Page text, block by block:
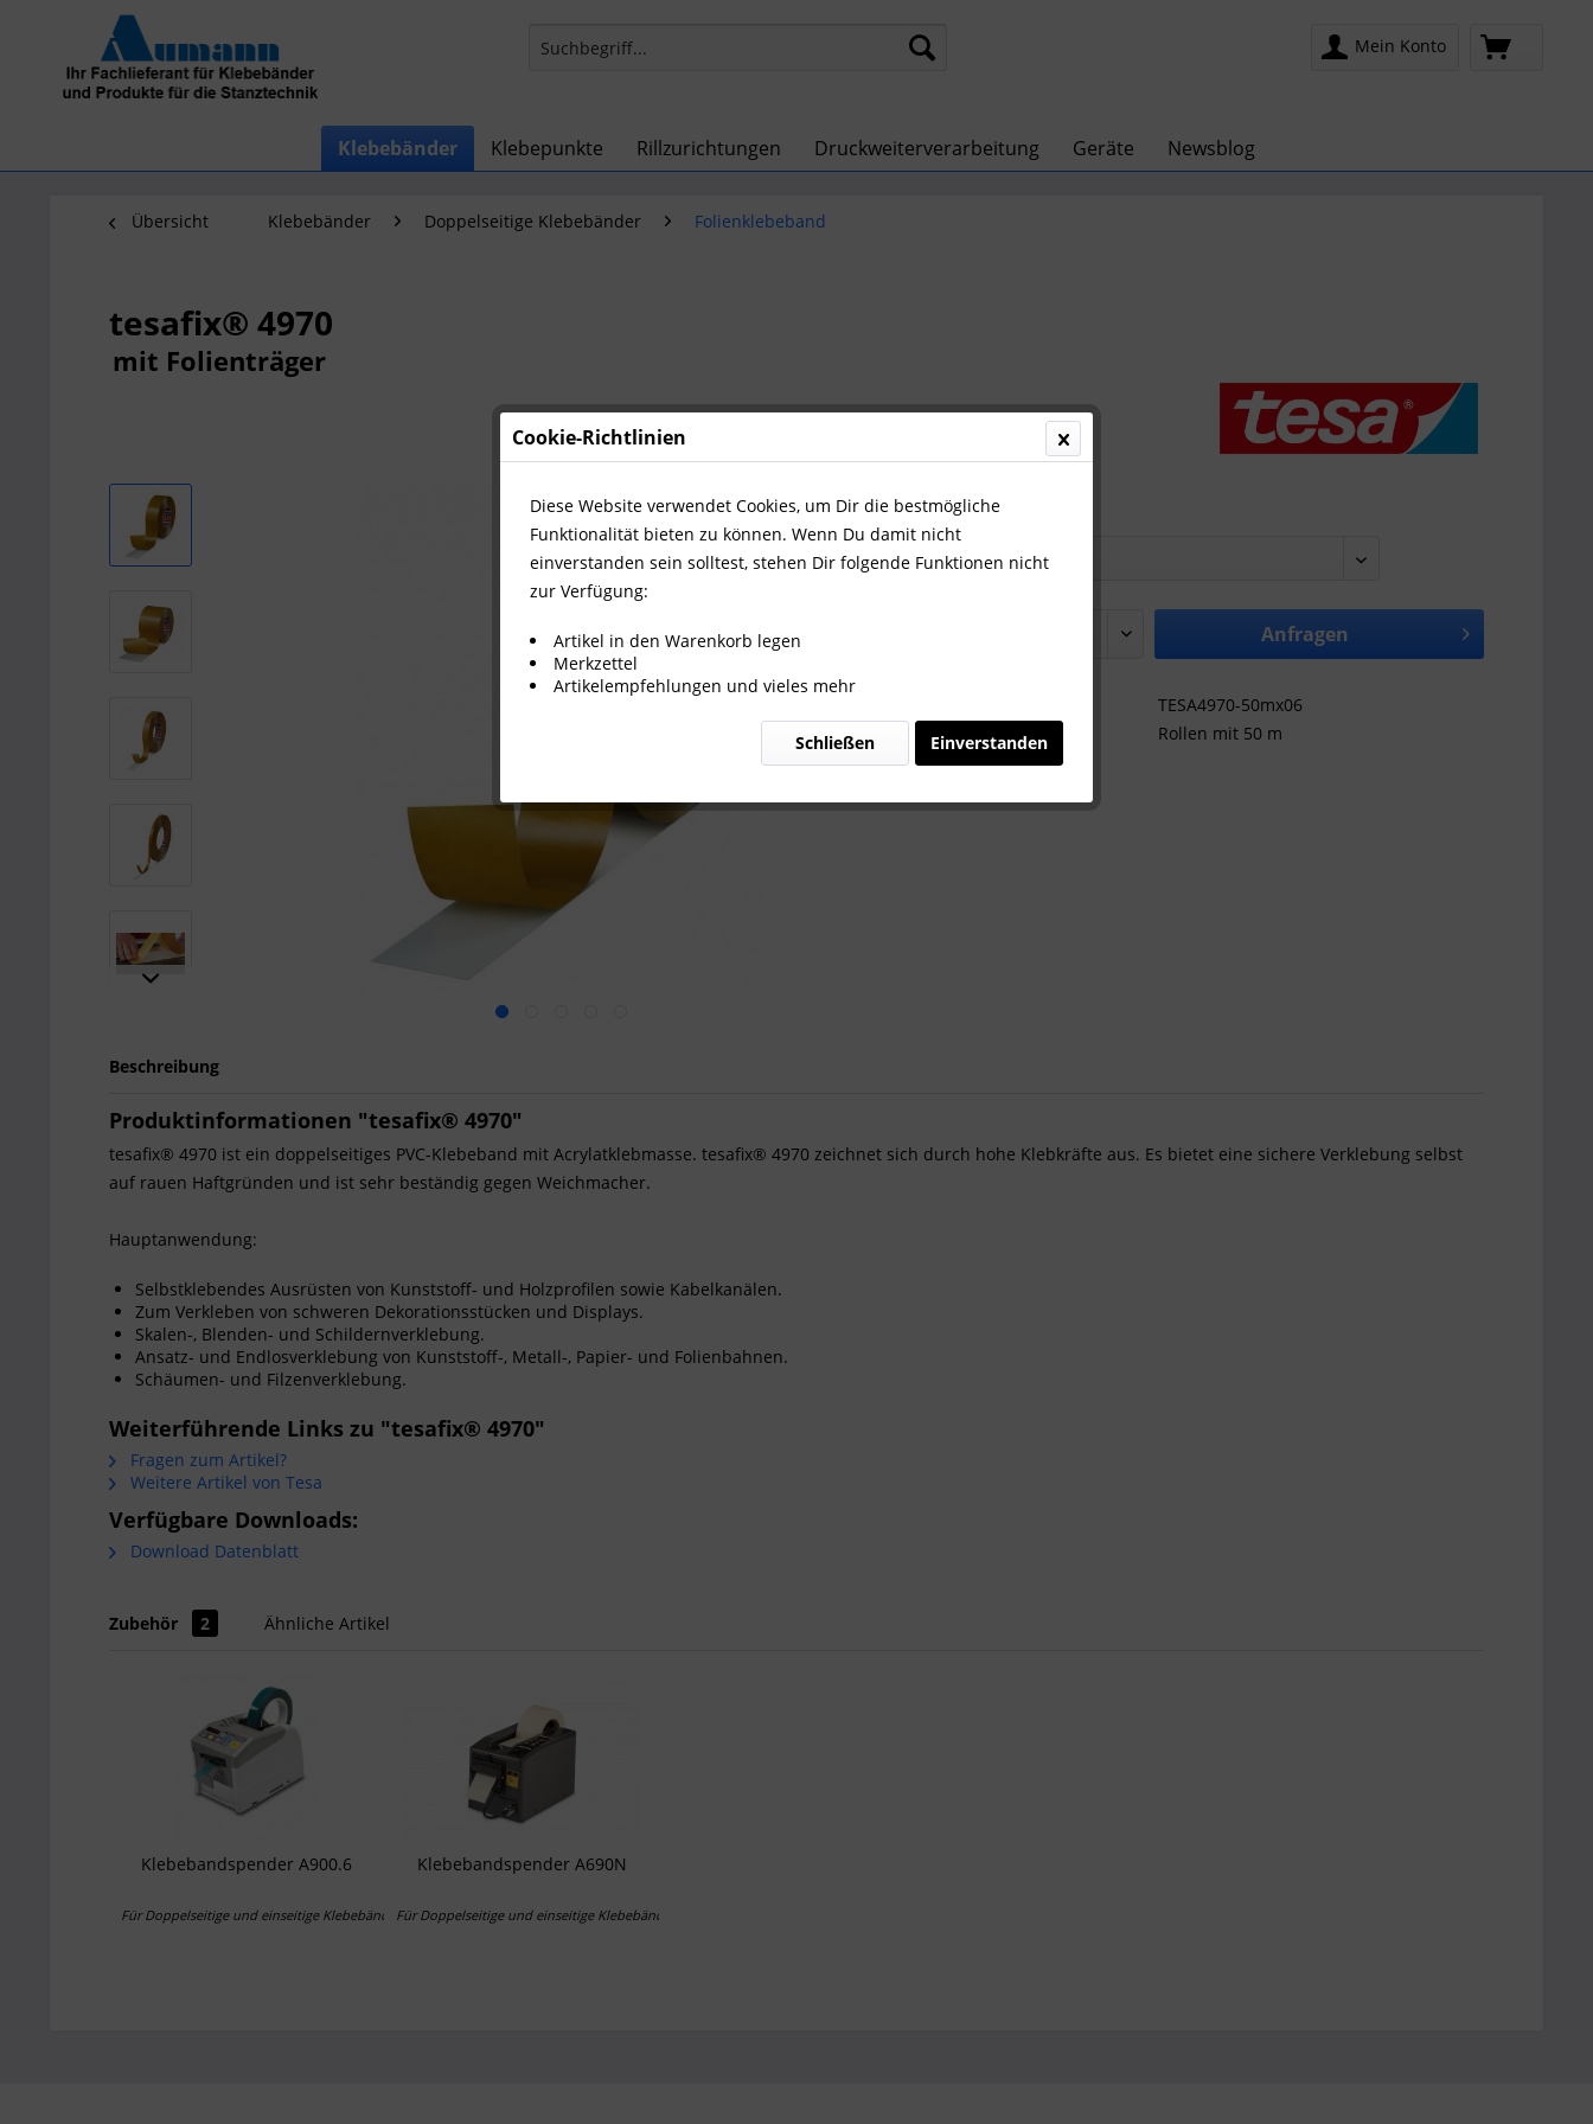
Mein Konto
Klebebänder Klebepunkte Rillzurichtungen Druckweiterverarbeitung Geräte Newsblog
Übersicht Klebebänder Doppelseitige Klebebänder Folienklebeband
tesafix® 4970
mit Folienträger
Breite:
Anfragen
TESA4970-50mx06
Info:
Rollen mit 50 m
Beschreibung
Produktinformationen "tesafix® 4970"
tesafix® 4970 ist ein doppelseitiges PVC-Klebeband mit Acrylatklebmasse. tesafix® 4970 zeichnet sich durch hohe Klebkräfte aus. Es bietet eine sichere Verklebung selbst
auf rauen Haftgründen und ist sehr beständig gegen Weichmacher.
Hauptanwendung:
Selbstklebendes Ausrüsten von Kunststoff- und Holzprofilen sowie Kabelkanälen.
Zum Verkleben von schweren Dekorationsstücken und Displays.
Skalen-, Blenden- und Schildernverklebung.
Ansatz- und Endlosverklebung von Kunststoff-, Metall-, Papier- und Folienbahnen.
Schäumen- und Filzenverklebung.
Weiterführende Links zu "tesafix® 4970"
Fragen zum Artikel?
Weitere Artikel von Tesa
Verfügbare Downloads:
Download Datenblatt
Zubehör 2 Ähnliche Artikel
Klebebandspender A900.6
Für Doppelseitige und einseitige Klebebänder
Klebebandspender A690N
Für Doppelseitige und einseitige Klebebänder
Cookie-Richtlinien
Diese Website verwendet Cookies, um Dir die bestmögliche
Funktionalität bieten zu können. Wenn Du damit nicht
einverstanden sein solltest, stehen Dir folgende Funktionen nicht
zur Verfügung:
Artikel in den Warenkorb legen
Merkzettel
Artikelempfehlungen und vieles mehr
Einverstanden
Schließen